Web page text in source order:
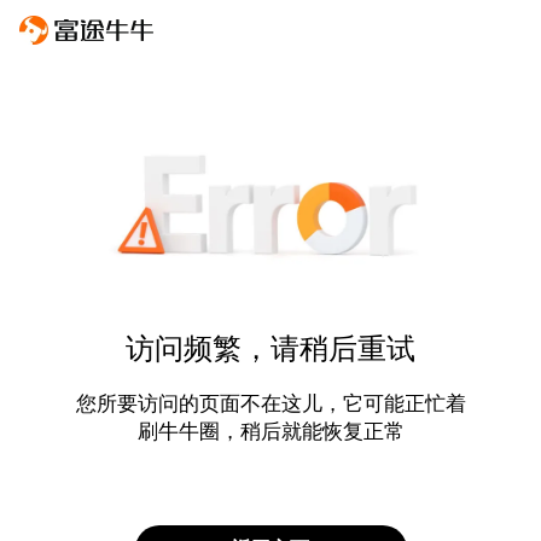
访问频繁，请稍后重试
您所要访问的页面不在这儿，它可能正忙着
刷牛牛圈，稍后就能恢复正常